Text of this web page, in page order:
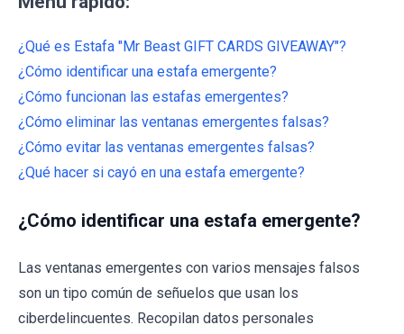
¿Qué es Estafa "Mr Beast GIFT CARDS GIVEAWAY"?
¿Cómo identificar una estafa emergente?
¿Cómo funcionan las estafas emergentes?
¿Cómo eliminar las ventanas emergentes falsas?
¿Cómo evitar las ventanas emergentes falsas?
¿Qué hacer si cayó en una estafa emergente?
¿Cómo identificar una estafa emergente?
Las ventanas emergentes con varios mensajes falsos
son un tipo común de señuelos que usan los
ciberdelincuentes. Recopilan datos personales